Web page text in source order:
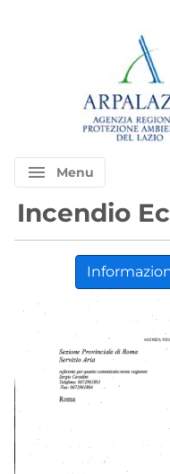
menu Menu
Incendio